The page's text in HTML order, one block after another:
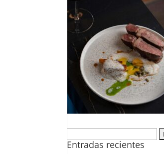
Entradas recientes